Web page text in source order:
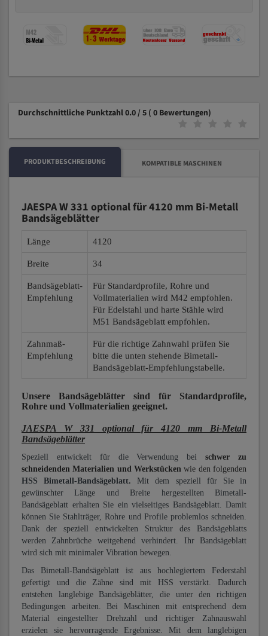
Durchschnittliche Punktzahl 0.0 / 5 ( 0 Bewertungen)
PRODUKTBESCHREIBUNG KOMPATIBLE MASCHINEN
JAESPA W 331 optional für 4120 mm Bi-Metall
Bandsägeblätter
Länge 4120
Breite 34
Bandsägeblatt-
Empfehlung
Für Standardprofile, Rohre und
Vollmaterialien wird M42 empfohlen.
Für Edelstahl und harte Stähle wird
M51 Bandsägeblatt empfohlen.
Zahnmaß-
Empfehlung
Für die richtige Zahnwahl prüfen Sie
bitte die unten stehende Bimetall-
Bandsägeblatt-Empfehlungstabelle.
Unsere Bandsägeblätter sind für Standardprofile,
Rohre und Vollmaterialien geeignet.
JAESPA W 331 optional für 4120 mm Bi-Metall
Bandsägeblätter
Speziell entwickelt für die Verwendung beischwer zu
schneidenden Materialien und Werkstücken wie den folgenden
HSS Bimetall-Bandsägeblatt. Mit dem speziell für Sie in
gewünschter Länge und Breite hergestellten Bimetall-
Bandsägeblatt erhalten Sie ein vielseitiges Bandsägeblatt. Damit
können Sie Stahlträger, Rohre und Profile problemlos schneiden.
Dank der speziell entwickelten Struktur des Bandsägeblatts
werden Zahnbrüche weitgehend verhindert. Ihr Bandsägeblatt
wird sich mit minimaler Vibration bewegen.
Das Bimetall-Bandsägeblatt ist aus hochlegiertem Federstahl
gefertigt und die Zähne sind mit HSS verstärkt. Dadurch
entstehen langlebige Bandsägeblätter, die unter den richtigen
Bedingungen arbeiten. Bei Maschinen mit entsprechend dem
Material eingestellter Drehzahl und richtiger Zahnauswahl
erzielen sie hervorragende Ergebnisse. Mit dem langlebigen